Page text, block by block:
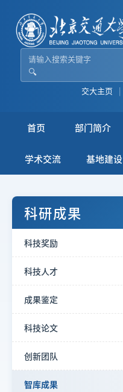
🔍
交大主页 |
首页 部门简介
学术交流 基地建设
科研成果
科技奖励
科技人才
成果鉴定
科技论文
创新团队
智库成果